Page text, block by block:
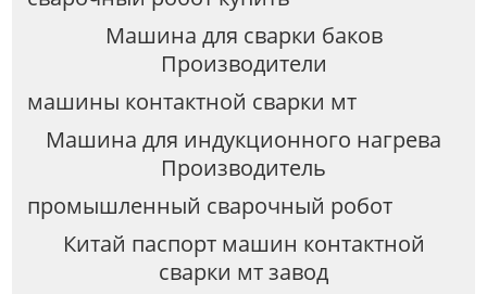
Машина для сварки баков
Производители
машины контактной сварки мт
Машина для индукционного нагрева
Производитель
промышленный сварочный робот
Китай паспорт машин контактной
сварки мт завод